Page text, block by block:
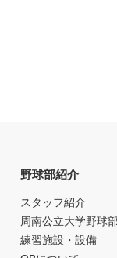
野球部紹介
スタッフ紹介
周南公立大学野球
練習施設・設備